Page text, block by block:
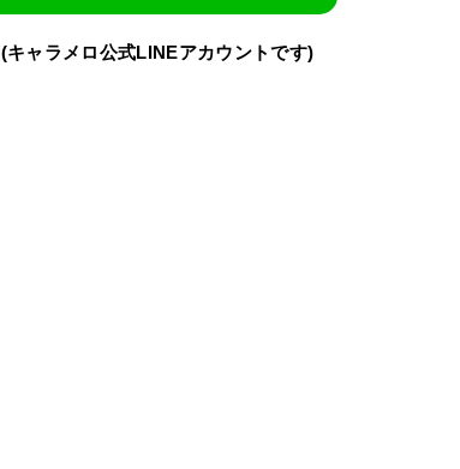
(キャラメロ公式LINEアカウントです)